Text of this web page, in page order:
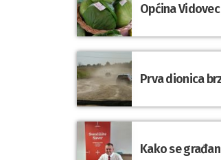
Općina
Prva dionica
Kako se